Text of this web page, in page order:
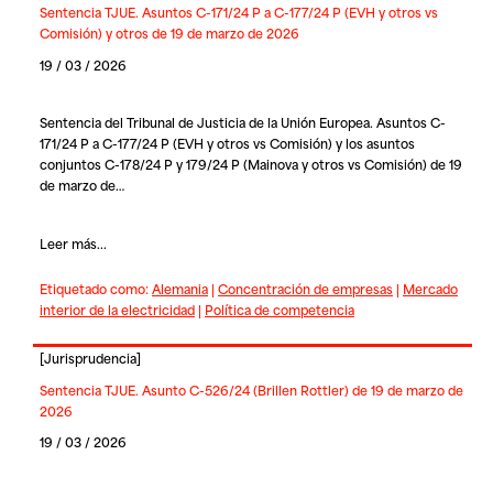
Sentencia TJUE. Asuntos C-171/24 P a C-177/24 P (EVH y otros vs
Comisión) y otros de 19 de marzo de 2026
19 / 03 / 2026
Sentencia del Tribunal de Justicia de la Unión Europea. Asuntos C-
171/24 P a C-177/24 P (EVH y otros vs Comisión) y los asuntos
conjuntos C-178/24 P y 179/24 P (Mainova y otros vs Comisión) de 19
de marzo de…
Leer más...
Etiquetado como:Alemania| Concentración de empresas| Mercado
interior de la electricidad| Política de competencia
[Jurisprudencia]
Sentencia TJUE. Asunto C-526/24 (Brillen Rottler) de 19 de marzo de
2026
19 / 03 / 2026